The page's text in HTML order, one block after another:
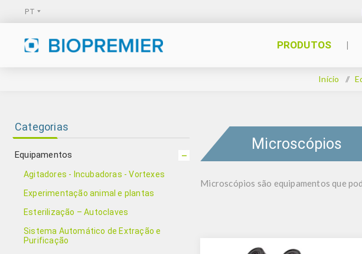
PRODUTOS
Início /
Microscópios
Microscópios são equipamentos que
Categorias
Equipamentos
Agitadores - Incubadoras - Vortexes
Experimentação animal e plantas
Esterilização – Autoclaves
Sistema Automático de Extração e
Purificação